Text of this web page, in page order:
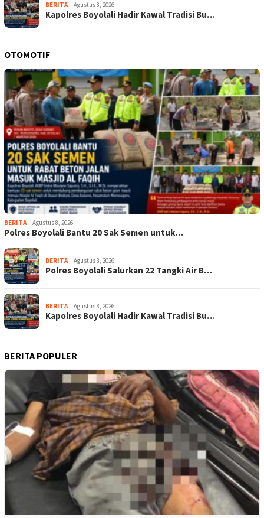
BERITA Agustus 8, 2026
Kapolres Boyolali Hadir Kawal Tradisi Bu…
OTOMOTIF
BERITA Agustus 8, 2026
Polres Boyolali Bantu 20 Sak Semen untuk…
BERITA Agustus 8, 2026
Polres Boyolali Salurkan 22 Tangki Air B…
BERITA Agustus 8, 2026
Kapolres Boyolali Hadir Kawal Tradisi Bu…
BERITA POPULER